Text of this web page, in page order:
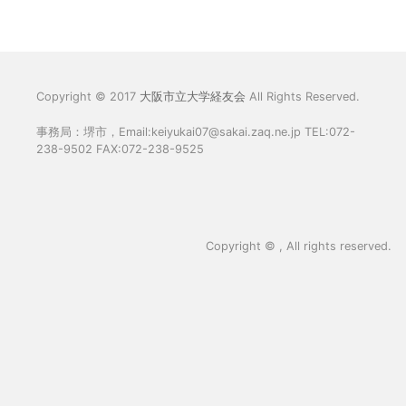
Copyright © 2017 大阪市立大学経友会 All Rights Reserved.
事務局：堺市，Email:keiyukai07@sakai.zaq.ne.jp TEL:072-
238-9502 FAX:072-238-9525
Copyright © , All rights reserved.